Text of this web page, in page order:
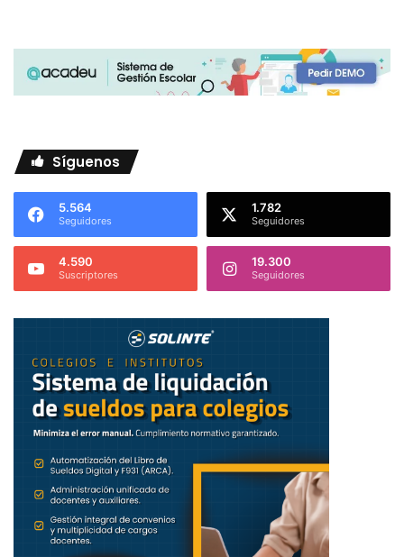
Síguenos
5.564
Seguidores
1.782
Seguidores
4.590
Suscriptores
19.300
Seguidores